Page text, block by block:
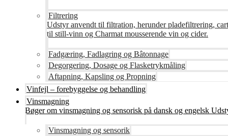
Filtrering
Udstyr anvendt til filtration, herunder pladefiltrering,
til still-vinn og Charmat mousserende vin og cider.
Fadgæring, Fadlagring og Bâtonnage
Degorgering, Dosage og Flasketrykmåling
Aftapning, Kapsling og Propning
Vinfejl – forebyggelse og behandling
Vinsmagning
Bøger om vinsmagning og sensorisk på dansk og engelsk
Vinsmagning og sensorik